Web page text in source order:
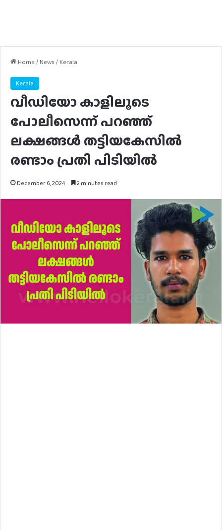
Home/News /Kerala
Kerala
വീഡിയോ കാളിലൂടെ
പോലീസെന്ന് പറഞ്ഞ്
ലക്ഷങ്ങൾ തട്ടിയകേസിൽ
രണ്ടാം പ്രതി പിടിയിൽ
December 6, 2024 2 minutes read